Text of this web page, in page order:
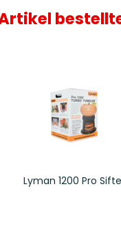
Lyman 1200 Pro